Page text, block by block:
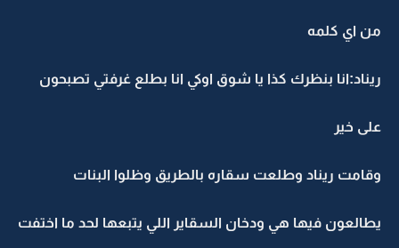
من اي كلمه
ريناد:انا بنظرك كذا يا شوق اوكي انا بطلع غرفتي تصبحون
على خير
وقامت ريناد وطلعت سقاره بالطريق وظلوا البنات
يطالعون فيها هي ودخان السقاير اللي يتبعها لحد ما اختفت